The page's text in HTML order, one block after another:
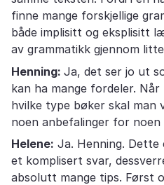
finne mange forskjellige
både implisitt og eksplisitt
av grammatikk gjennom
Henning: Ja, det ser jo ut
kan ha mange fordeler.
hvilke type bøker skal man
noen anbefalinger for
Helene: Ja. Henning.
et komplisert svar,
absolutt mange tips. Først